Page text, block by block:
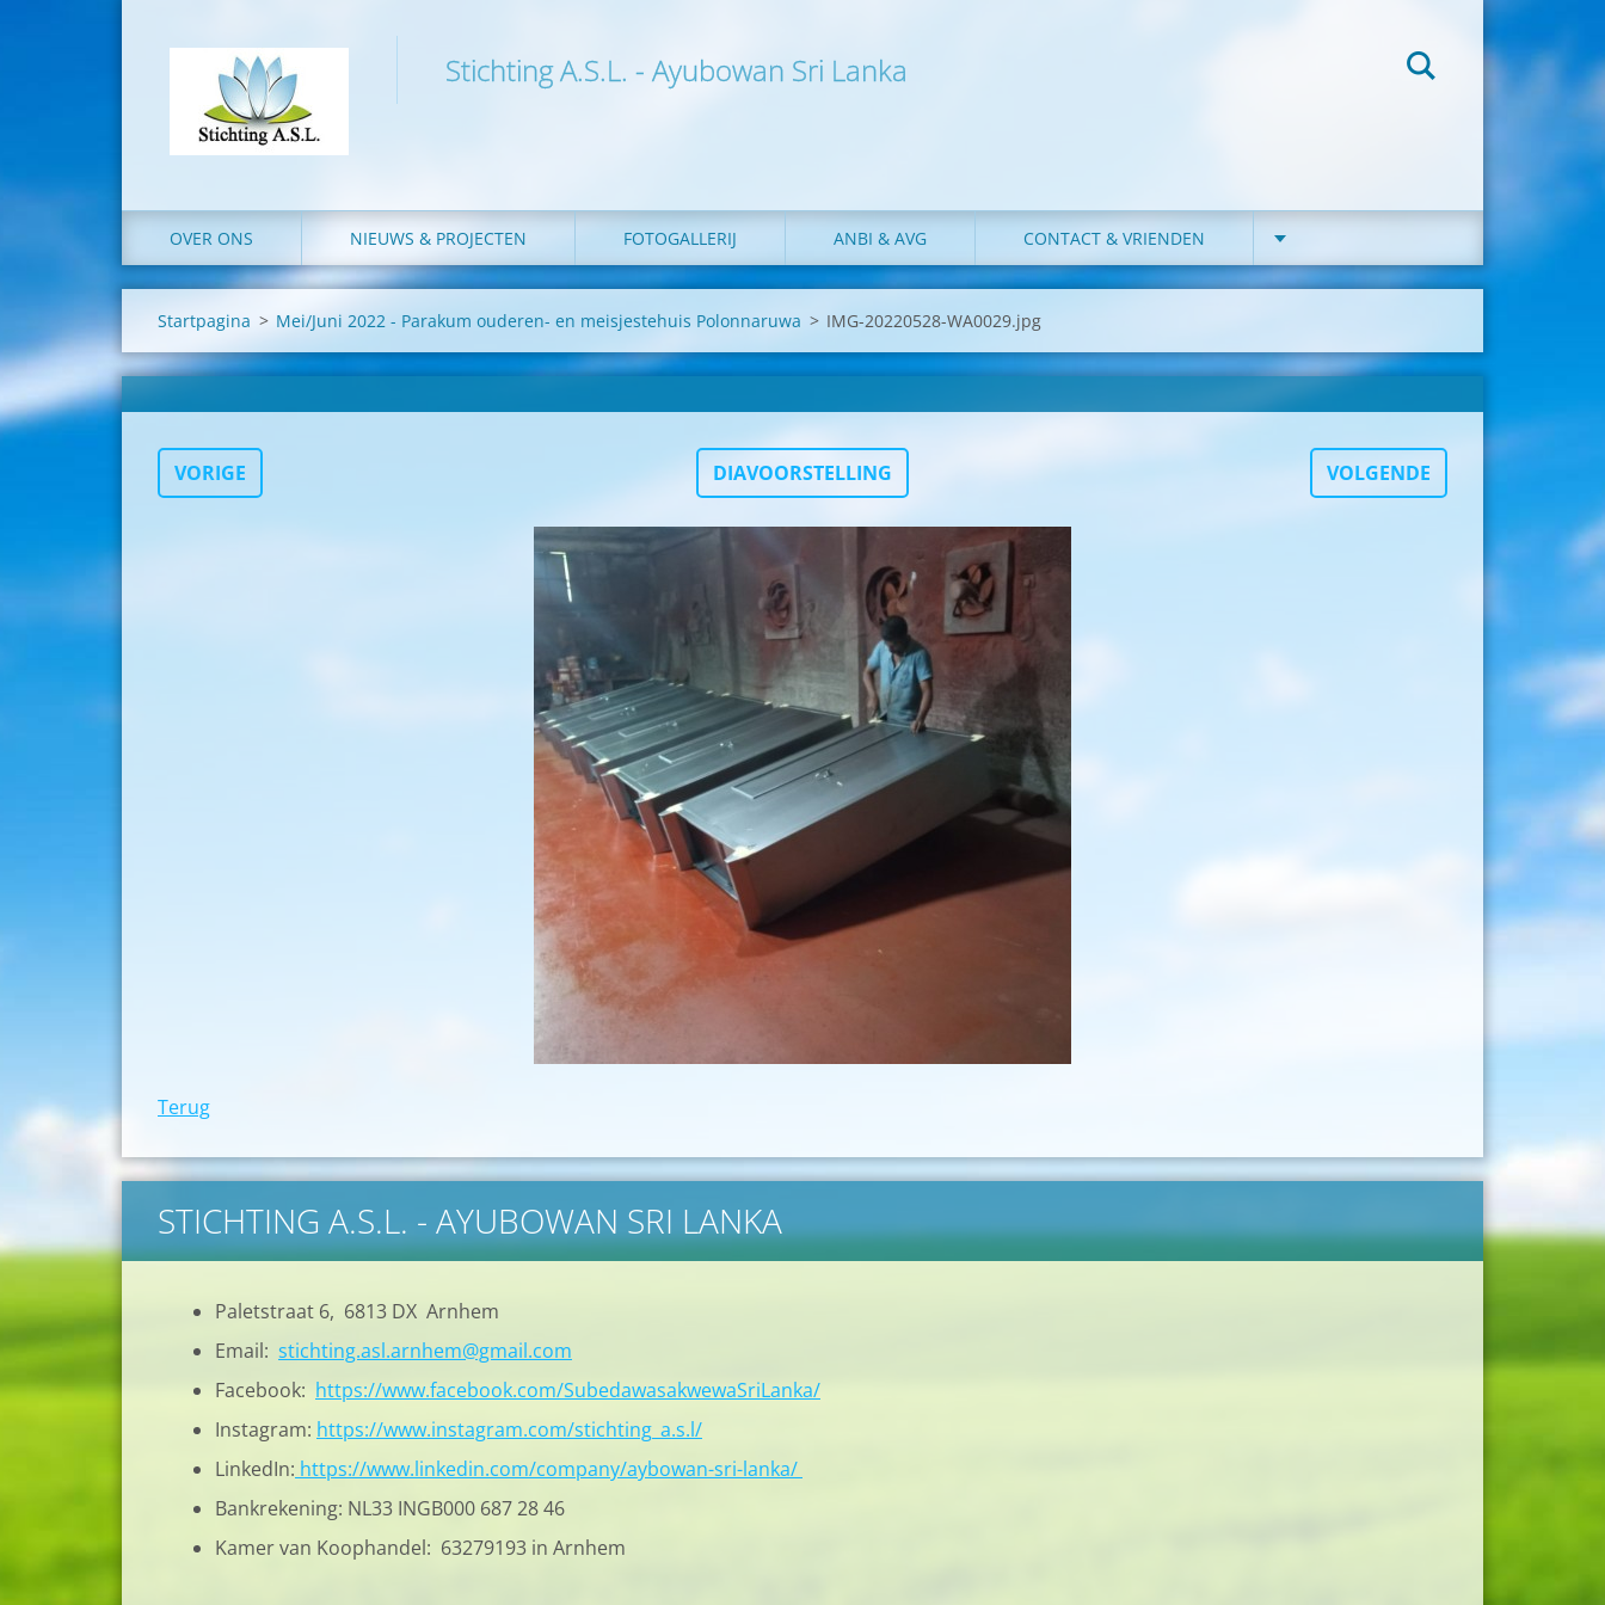
Stichting A.S.L. - Ayubowan Sri Lanka
OVER ONS NIEUWS & PROJECTEN FOTOGALLERIJ ANBI & AVG CONTACT & VRIENDEN
Startpagina > Mei/Juni 2022 - Parakum ouderen- en meisjestehuis Polonnaruwa > IMG-20220528-WA0029.jpg
VORIGE DIAVOORSTELLING VOLGENDE
Terug
STICHTING A.S.L. - AYUBOWAN SRI LANKA
Paletstraat 6, 6813 DX Arnhem
Email: stichting.asl.arnhem@gmail.com
Facebook: https://www.facebook.com/SubedawasakwewaSriLanka/
Instagram: https://www.instagram.com/stichting_a.s.l/
LinkedIn: https://www.linkedin.com/company/aybowan-sri-lanka/
Bankrekening: NL33 INGB000 687 28 46
Kamer van Koophandel: 63279193 in Arnhem